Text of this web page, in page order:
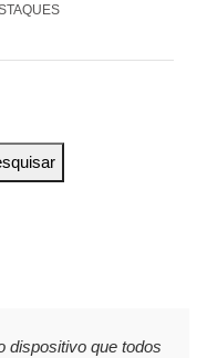
dispositivo que todos